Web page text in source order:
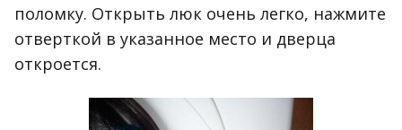
поломку. Открыть люк очень легко, нажмите
отверткой в указанное место и дверца
откроется.